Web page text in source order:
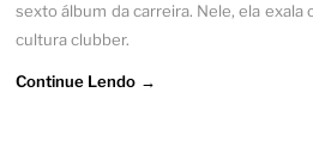
sexto álbum da carreira. Nele, ela exala
cultura clubber.
Continue Lendo →